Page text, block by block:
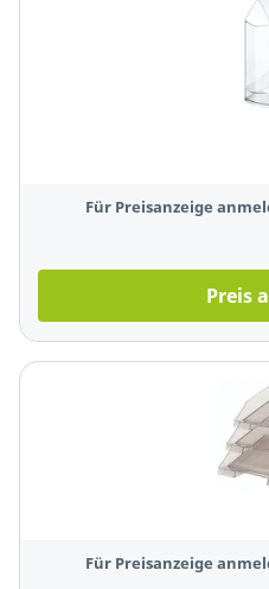
Für Preisanzeige
Preis
Für Preisanzeige